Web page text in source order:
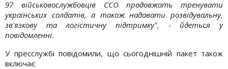
97 військовослужбовців ССО продовжать тренувати
українських солдатів, а також надавати розвідувальну,
зв'язкову та логістичну підтримку", - йдеться у
повідомленні.
У пресслужбі повідомили, що сьогоднішній пакет також
включає: